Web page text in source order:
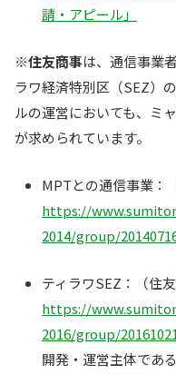
請・アピール」
※住友商事は、通信事業
ラワ経済特別区（SEZ）
ルの運営においても、ミ
が求められています。
MPTとの通信事業：
https://
2014/group/
ティラワSEZ：（住
https://
2016/group/
開発・運営主体であ